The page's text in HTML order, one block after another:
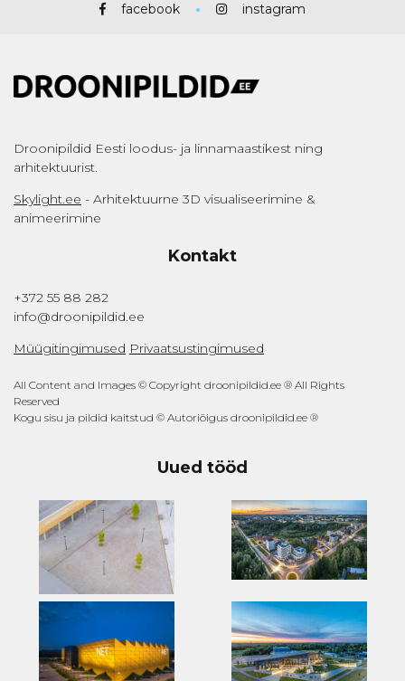
facebook instagram
Droonipildid Eesti loodus- ja linnamaastikest ning
arhitektuurist.
Skylight.ee - Arhitektuurne 3D visualiseerimine &
animeerimine
Kontakt
+372 55 88 282
info@droonipildid.ee
Müügitingimused Privaatsustingimused
All Content and Images © Copyright droonipildid.ee ® All Rights
Reserved
Kogu sisu ja pildid kaitstud © Autoriõigus droonipildid.ee ®
Uued tööd